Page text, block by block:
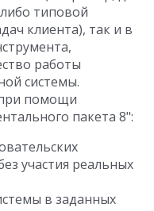
типовой
клиента), так и в
работы
системы.
помощи
пакета 8":
участия реальных
в заданных